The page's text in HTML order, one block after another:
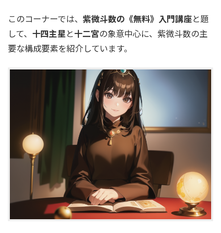
このコーナーでは、 紫微斗数の《無料》入門講座と題
して、 十四主星と十二宮の象意中心に、紫微斗数の主
要な構成要素を紹介しています。